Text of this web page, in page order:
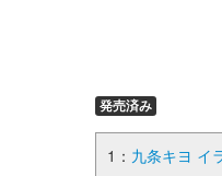
発売済み
1： 九条キヨ イ